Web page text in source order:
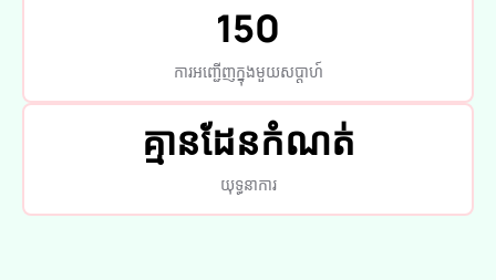
150
ការអញ្ជើញក្នុងមួយសប្តាហ៍
គ្មានដែនកំណត់
យុទ្ធនាការ